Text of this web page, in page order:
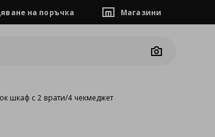
на поръчка Магазини
Camera
шкаф с 2 врати/4 чекмеджета